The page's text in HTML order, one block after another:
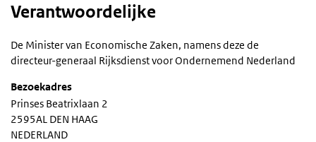
Verantwoordelijke
De Minister van Economische Zaken, namens deze de
directeur-generaal Rijksdienst voor Ondernemend Nederland
Bezoekadres
Prinses Beatrixlaan 2
2595AL DEN HAAG
NEDERLAND